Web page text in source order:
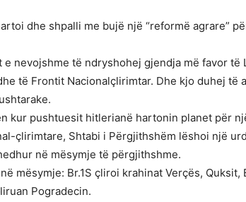
dhe shpalli me bujë një “reformë agrare”
nevojshme të ndryshohej gjendja më favor të
të Frontit Nacionalçlirimtar. Dhe kjo duhej të
kur pushtuesit hitlerianë hartonin planet për
çlirimtare, Shtabi i Përgjithshëm lëshoi një
në mësymje të përgjithshme.
mësymje: Br.1S çliroi krahinat Verçës, Quksit,
Pogradecin.